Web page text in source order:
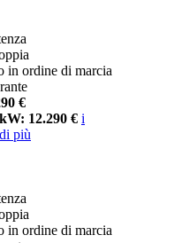
in ordine di marcia
€
12.290 € i
più
in ordine di marcia